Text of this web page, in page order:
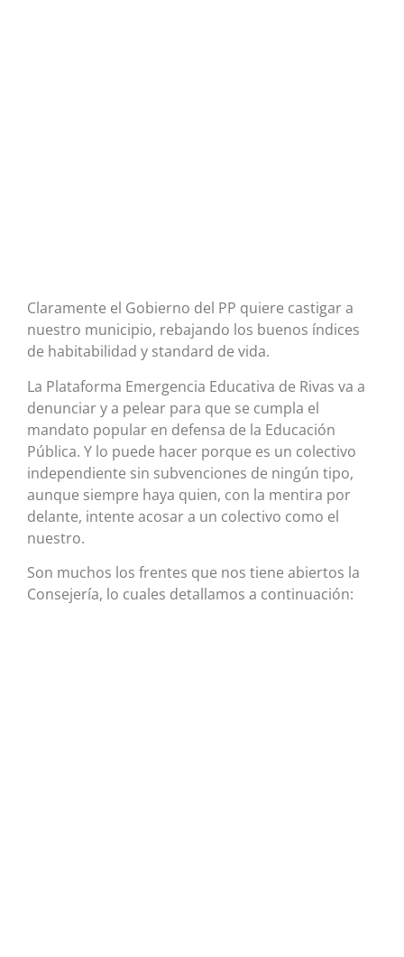
Claramente el Gobierno del PP quiere castigar a
nuestro municipio, rebajando los buenos índices
de habitabilidad y standard de vida.
La Plataforma Emergencia Educativa de Rivas va a
denunciar y a pelear para que se cumpla el
mandato popular en defensa de la Educación
Pública. Y lo puede hacer porque es un colectivo
independiente sin subvenciones de ningún tipo,
aunque siempre haya quien, con la mentira por
delante, intente acosar a un colectivo como el
nuestro.
Son muchos los frentes que nos tiene abiertos la
Consejería, lo cuales detallamos a continuación: